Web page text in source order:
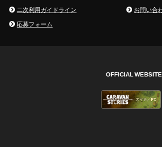
二次利用ガイドライン
お問い合
応募フォーム
OFFICIAL WEBSITE